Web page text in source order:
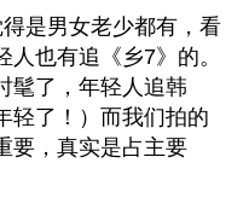
是男女老少都有，看
人也有追《乡7》的。
髦了，年轻人追韩
轻了！）而我们拍的
要，真实是占主要